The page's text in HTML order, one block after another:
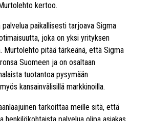
kertoo.
paikallisesti tarjoava Sigma
joka on yksi yrityksen
Murtolehto pitää tärkeänä, että Sigma
Suomeen ja on osaltaan
tuotantoa pysymään
kansainvälisillä markkinoilla.
tarkoittaa meille sitä, että